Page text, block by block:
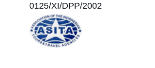
0125/XI/DPP/2002